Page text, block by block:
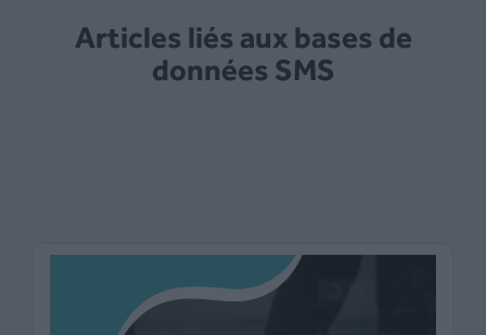
Articles liés aux bases de
données SMS